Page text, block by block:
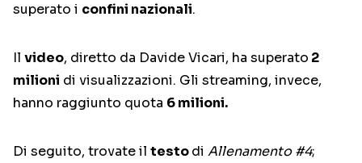
superato i confini nazionali.
Il video, diretto da Davide Vicari, ha superato 2
milioni di visualizzazioni. Gli streaming, invece,
hanno raggiunto quota 6 milioni.
Di seguito, trovate il testodi Allenamento #4;